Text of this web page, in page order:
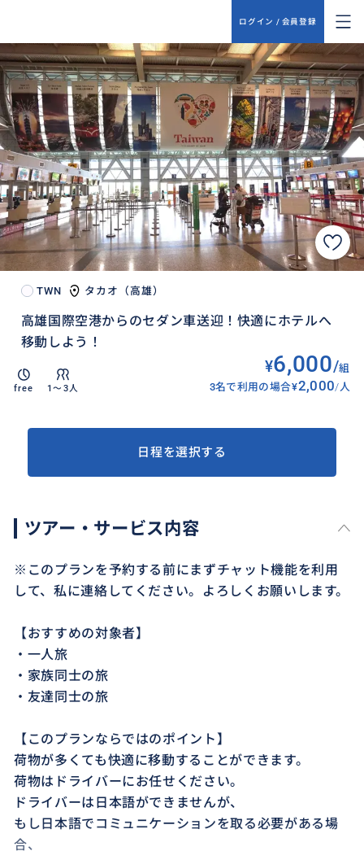
ログイン / 会員登録
TWN タカオ（高雄）
高雄国際空港からのセダン車送迎！快適にホテルへ
移動しよう！
free 1〜3人
¥6,000/組
3名で利用の場合¥2,000/ 人
日程を選択する
ツアー・サービス内容
※このプランを予約する前にまずチャット機能を利用
して、私に連絡してください。よろしくお願いします。
【おすすめの対象者】
・一人旅
・家族同士の旅
・友達同士の旅
【このプランならではのポイント】
荷物が多くても快適に移動することができます。
荷物はドライバーにお任せください。
ドライバーは日本語ができませんが、
もし日本語でコミュニケーションを取る必要がある場
合、